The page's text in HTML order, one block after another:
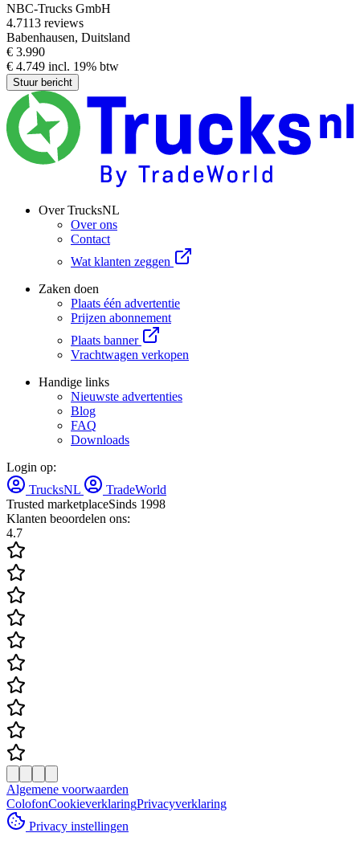
NBC-Trucks GmbH
4.7113 reviews
Babenhausen, Duitsland
€ 3.990
€ 4.749 incl. 19% btw
Stuur bericht
Over TrucksNL
Over ons
Contact
Wat klanten zeggen
Zaken doen
Plaats één advertentie
Prijzen abonnement
Plaats banner
Vrachtwagen verkopen
Handige links
Nieuwste advertenties
Blog
FAQ
Downloads
Login op:
TrucksNL
TradeWorld
Trusted marketplaceSinds 1998
Klanten beoordelen ons:
4.7
Algemene voorwaarden
ColofonCookieverklaringPrivacyverklaring
Privacy instellingen